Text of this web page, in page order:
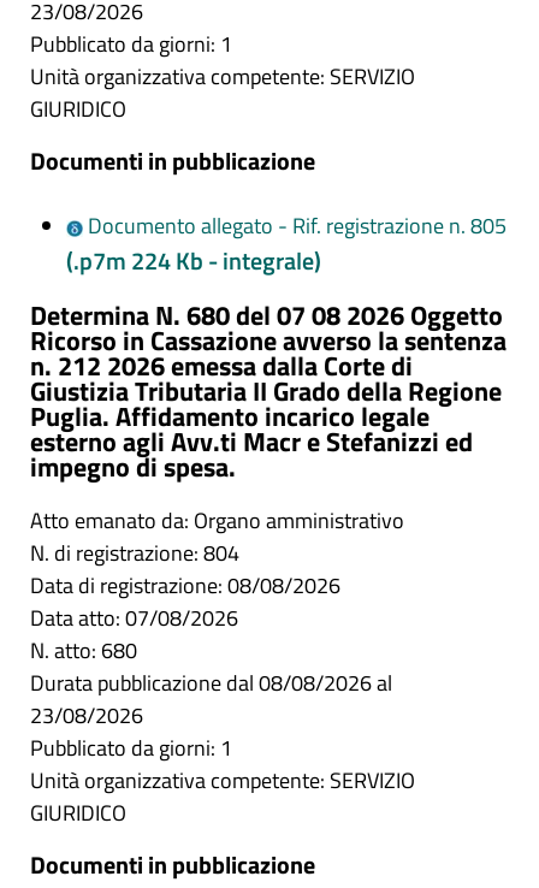
23/08/2026
Pubblicato da giorni: 1
Unità organizzativa competente: SERVIZIO
GIURIDICO
Documenti in pubblicazione
Documento allegato - Rif. registrazione n. 805
(.p7m 224 Kb - integrale)
Determina N. 680 del 07 08 2026 Oggetto
Ricorso in Cassazione avverso la sentenza
n. 212 2026 emessa dalla Corte di
Giustizia Tributaria II Grado della Regione
Puglia. Affidamento incarico legale
esterno agli Avv.ti Macr e Stefanizzi ed
impegno di spesa.
Atto emanato da: Organo amministrativo
N. di registrazione: 804
Data di registrazione: 08/08/2026
Data atto: 07/08/2026
N. atto: 680
Durata pubblicazione dal 08/08/2026 al
23/08/2026
Pubblicato da giorni: 1
Unità organizzativa competente: SERVIZIO
GIURIDICO
Documenti in pubblicazione